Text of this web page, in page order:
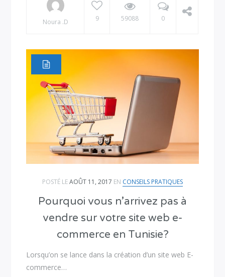
Noura .D 9 59088 0
POSTÉ LEAOÛT 11, 2017 EN CONSEILS PRATIQUES
Pourquoi vous n’arrivez pas à
vendre sur votre site web e-
commerce en Tunisie?
Lorsqu’on se lance dans la création d’un site web E-
commerce…